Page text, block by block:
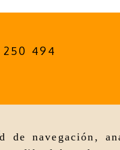
de navegación,
250 494